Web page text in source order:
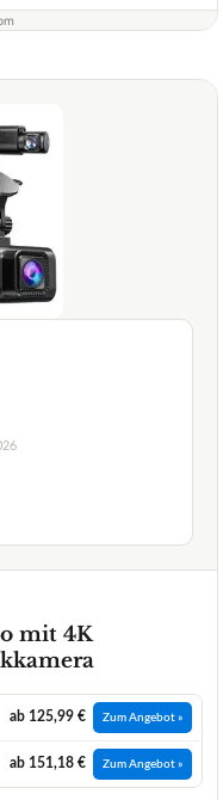
mit 4K
ab 125,99 € Zum Angebot »
ab 151,18 € Zum Angebot »